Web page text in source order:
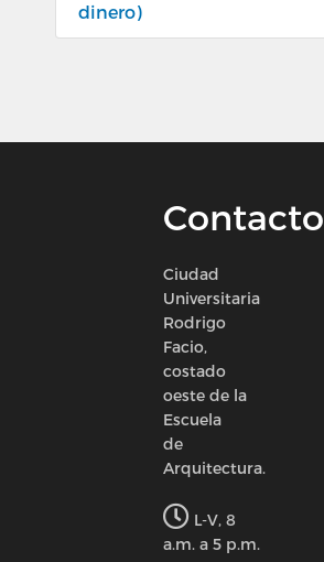
dinero)
Contacto
Ciudad
Universitaria
Rodrigo
Facio,
costado
oeste de la
Escuela
de
Arquitectura.
L-V, 8
a.m. a 5 p.m.